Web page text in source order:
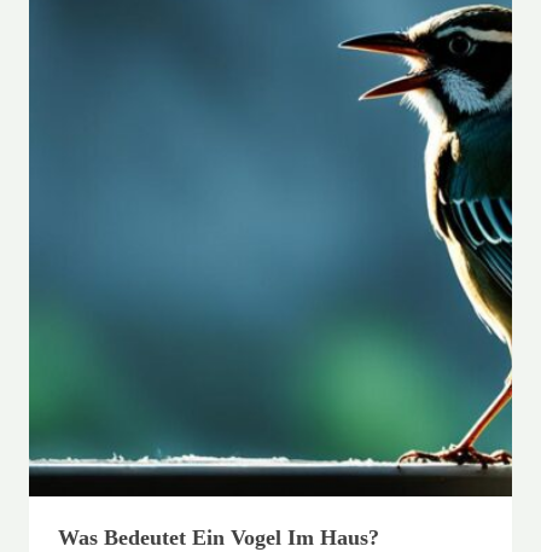
Was Bedeutet Ein Vogel Im Haus?